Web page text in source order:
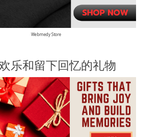
Webmedy Store
乐和留下回忆的礼物